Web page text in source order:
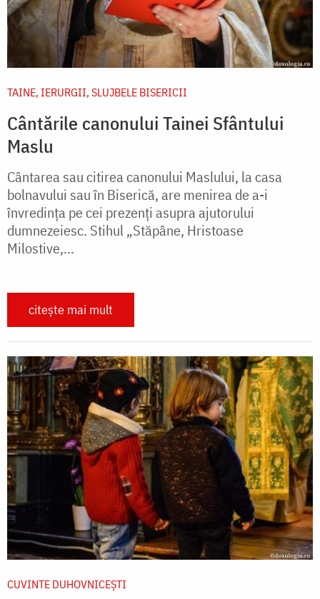
TAINE, IERURGII, SLUJBELE BISERICII
Cântările canonului Tainei Sfântului
Maslu
Cântarea sau citirea canonului Maslului, la casa
bolnavului sau în Biserică, are menirea de a-i
învredința pe cei prezenți asupra ajutorului
dumnezeiesc. Stihul „Stăpâne, Hristoase
Milostive,...
citește mai mult
CUVINTE DUHOVNICEȘTI